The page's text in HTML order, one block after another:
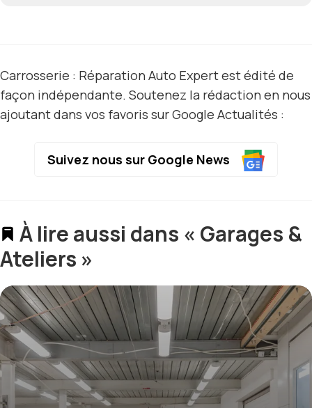
Carrosserie : Réparation Auto Expert est édité de
façon indépendante. Soutenez la rédaction en nous
ajoutant dans vos favoris sur Google Actualités :
Suivez nous sur Google News
À lire aussi dans « Garages &
Ateliers »